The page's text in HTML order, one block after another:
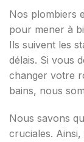
Nos plombiers
pour mener à
Ils suivent les
délais. Si vous
changer votre
bains, nous
Nous savons
cruciales.